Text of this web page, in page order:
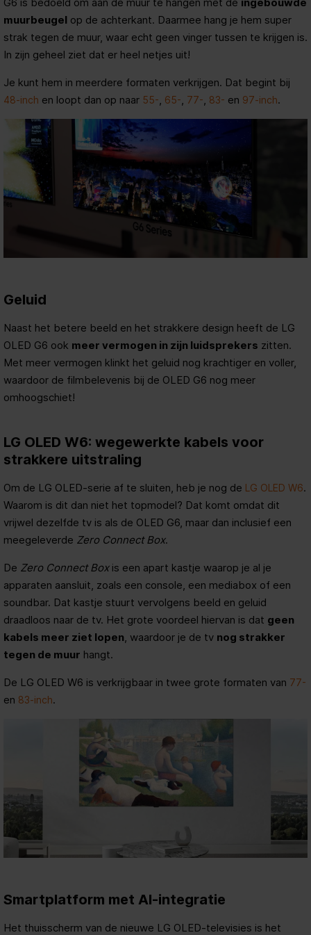
muurbeugel op de achterkant. Daarmee hang je hem super
strak tegen de muur, waar echt geen vinger tussen te krijgen is.
In zijn geheel ziet dat er heel netjes uit!
Je kunt hem in meerdere formaten verkrijgen. Dat begint bij
48-inch en loopt dan op naar 55-, 65-, 77-, 83- en 97-inch.
Geluid
Naast het betere beeld en het strakkere design heeft de LG
OLED G6 ook meer vermogen in zijn luidsprekers zitten.
Met meer vermogen klinkt het geluid nog krachtiger en voller,
waardoor de filmbelevenis bij de OLED G6 nog meer
omhoogschiet!
LG OLED W6: wegewerkte kabels voor
strakkere uitstraling
Om de LG OLED-serie af te sluiten, heb je nog de LG OLED W6.
Waarom is dit dan niet het topmodel? Dat komt omdat dit
vrijwel dezelfde tv is als de OLED G6, maar dan inclusief een
meegeleverde Zero Connect Box.
De Zero Connect Boxis een apart kastje waarop je al je
apparaten aansluit, zoals een console, een mediabox of een
soundbar. Dat kastje stuurt vervolgens beeld en geluid
draadloos naar de tv. Het grote voordeel hiervan is dat geen
kabels meer ziet lopen, waardoor je de tv nog strakker
tegen de muur hangt.
De LG OLED W6 is verkrijgbaar in twee grote formaten van 77-
en 83-inch.
Smartplatform met AI-integratie
Het thuisscherm van de nieuwe LG OLED-televisies is het